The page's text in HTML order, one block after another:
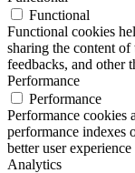
Functional
Functional cookies
sharing the content
feedbacks, and other
Performance
Performance
Performance cookies
performance indexes
better user
Analytics